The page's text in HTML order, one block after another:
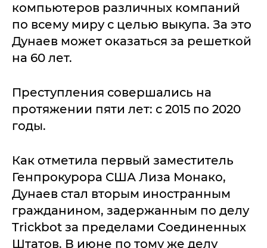
компьютеров различных компаний
по всему миру с целью выкупа. За это
Дунаев может оказаться за решеткой
на 60 лет.
Преступления совершались на
протяжении пяти лет: с 2015 по 2020
годы.
Как отметила первый заместитель
Генпрокурора США Лиза Монако,
Дунаев стал вторым иностранным
гражданином, задержанным по делу
Trickbot за пределами Соединенных
Штатов. В июне по тому же делу